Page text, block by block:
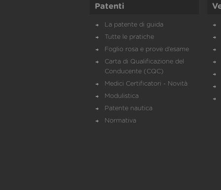
Patenti
La patente di guida
Tutte le pratiche
Foglio rosa e prove d’esame
Carta di Qualificazione del
Conducente (CQC)
Medici Certificatori - Novità
Modulistica
Patente nautica
Normativa